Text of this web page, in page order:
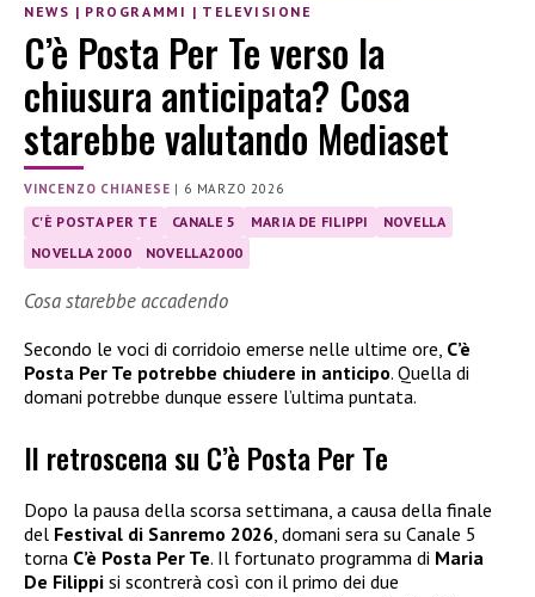
NEWS | PROGRAMMI | TELEVISIONE
C’è Posta Per Te verso la
chiusura anticipata? Cosa
starebbe valutando Mediaset
VINCENZO CHIANESE | 6 MARZO 2026
C'È POSTA PER TE CANALE 5 MARIA DE FILIPPI
NOVELLA
NOVELLA 2000
NOVELLA2000
Cosa starebbe accadendo
Secondo le voci di corridoio emerse nelle ultime ore, C’è
Posta Per Te potrebbe chiudere in anticipo. Quella di
domani potrebbe dunque essere l’ultima puntata.
Il retroscena su C’è Posta Per Te
Dopo la pausa della scorsa settimana, a causa della finale
del Festival di Sanremo 2026 , domani sera su Canale 5
torna C’è Posta Per Te. Il fortunato programma di Maria
De Filippi si scontrerà così con il primo dei due